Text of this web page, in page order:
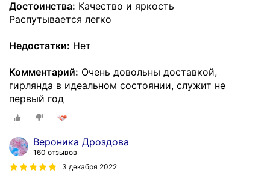
Достоинства: Качество и яркость
Распутывается легко
Недостатки: Нет
Комментарий: Очень довольны доставкой,
гирлянда в идеальном состоянии, служит не
первый год
Вероника Дроздова
160 отзывов
3 декабря 2022